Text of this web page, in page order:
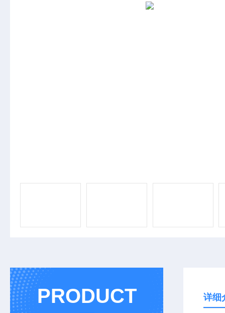
PRODUCT 详细